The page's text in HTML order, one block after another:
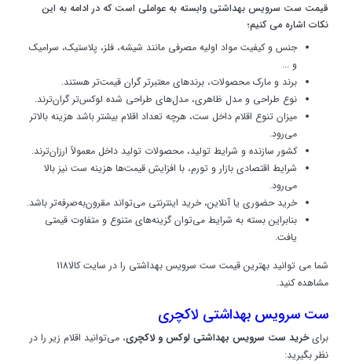
قیمت ست سرویس بهداشتی وابسته به عواملی است که در ادامه به این
نکات اشاره می کنیم؛
جنس و کیفیت مواد اولیه مصرفی مانند شیشه، فلز، پلاستیک، سرامیک
و ...
برند و مارک محصولات، برندهای معتبرتر گران‌ قیمت‌تر هستند.
نوع طراحی و مدل ظاهری، مدل‌های طراحی شده لوکس‌تر گران‌ترند.
میزان تنوع اقلام داخل ست، هرچه تعداد اقلام بیشتر باشد هزینه بالاتر
می‌رود.
کشور سازنده و شرایط تولید، محصولات تولید داخل معمولاً ارزان‌ترند.
شرایط اقتصادی بازار و تورم، با افزایش قیمت‌ها هزینه ست نیز بالا
می‌رود.
خرید حضوری یا آنلاین، خرید اینترنتی می‌تواند مقرون‌به‌صرفه‌تر باشد.
بنابراین بسته به شرایط می‌توان گزینه‌های متنوع و متفاوت قیمتی
یافت.
شما می توانید بهترین قیمت ست سرویس بهداشتی را در سایت کالا118
مشاهده کنید.
ست سرویس بهداشتی لاکچری
برایخرید ست سرویس بهداشتی لوکس و لاکچری، می‌توانید اقلام زیر را در
نظر بگیرید: